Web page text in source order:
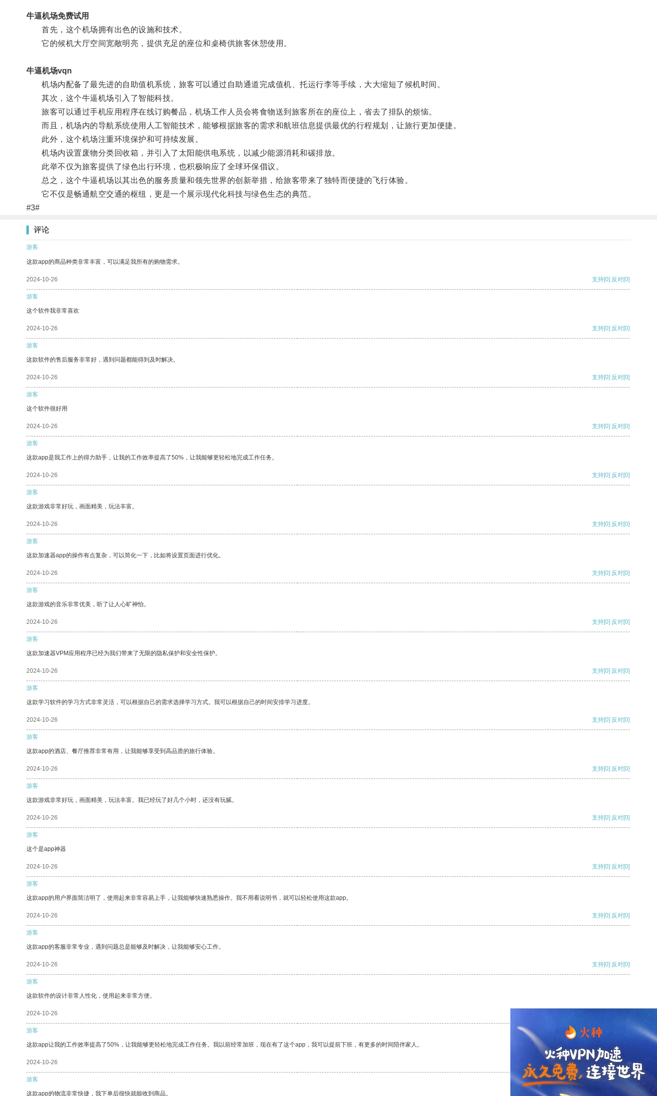
牛逼机场免费试用
首先，这个机场拥有出色的设施和技术。
它的候机大厅空间宽敞明亮，提供充足的座位和桌椅供旅客休憩使用。
牛逼机场vqn
机场内配备了最先进的自助值机系统，旅客可以通过自助通道完成值机、托运行李等手续，大大缩短了候机时间。
其次，这个牛逼机场引入了智能科技。
旅客可以通过手机应用程序在线订购餐品，机场工作人员会将食物送到旅客所在的座位上，省去了排队的烦恼。
而且，机场内的导航系统使用人工智能技术，能够根据旅客的需求和航班信息提供最优的行程规划，让旅行更加便捷。
此外，这个机场注重环境保护和可持续发展。
机场内设置废物分类回收箱，并引入了太阳能供电系统，以减少能源消耗和碳排放。
此举不仅为旅客提供了绿色出行环境，也积极响应了全球环保倡议。
总之，这个牛逼机场以其出色的服务质量和领先世界的创新举措，给旅客带来了独特而便捷的飞行体验。
它不仅是畅通航空交通的枢纽，更是一个展示现代化科技与绿色生态的典范。
#3#
评论
游客
这款app的商品种类非常丰富，可以满足我所有的购物需求。
2024-10-26 支持[0] 反对[0]
游客
这个软件我非常喜欢
2024-10-26 支持[0] 反对[0]
游客
这款软件的售后服务非常好，遇到问题都能得到及时解决。
2024-10-26 支持[0] 反对[0]
游客
这个软件很好用
2024-10-26 支持[0] 反对[0]
游客
这款app是我工作上的得力助手，让我的工作效率提高了50%，让我能够更轻松地完成工作任务。
2024-10-26 支持[0] 反对[0]
游客
这款游戏非常好玩，画面精美，玩法丰富。
2024-10-26 支持[0] 反对[0]
游客
这款加速器app的操作有点复杂，可以简化一下，比如将设置页面进行优化。
2024-10-26 支持[0] 反对[0]
游客
这款游戏的音乐非常优美，听了让人心旷神怡。
2024-10-26 支持[0] 反对[0]
游客
这款加速器VPM应用程序已经为我们带来了无限的隐私保护和安全性保护。
2024-10-26 支持[0] 反对[0]
游客
这款学习软件的学习方式非常灵活，可以根据自己的需求选择学习方式。我可以根据自己的时间安排学习进度。
2024-10-26 支持[0] 反对[0]
游客
这款app的酒店、餐厅推荐非常有用，让我能够享受到高品质的旅行体验。
2024-10-26 支持[0] 反对[0]
游客
这款游戏非常好玩，画面精美，玩法丰富。我已经玩了好几个小时，还没有玩腻。
2024-10-26 支持[0] 反对[0]
游客
这个是app神器
2024-10-26 支持[0] 反对[0]
游客
这款app的用户界面简洁明了，使用起来非常容易上手，让我能够快速熟悉操作。我不用看说明书，就可以轻松使用这款app。
2024-10-26 支持[0] 反对[0]
游客
这款app的客服非常专业，遇到问题总是能够及时解决，让我能够安心工作。
2024-10-26 支持[0] 反对[0]
游客
这款软件的设计非常人性化，使用起来非常方便。
2024-10-26
游客
这款app让我的工作效率提高了50%，让我能够更轻松地完成工作任务。我以前经常加班，现在有了这个app，我可以提前下班，有更多的时间陪伴家人。
2024-10-26 支持 [0] 反对 [0]
游客
这款app的物流非常快捷，我下单后很快就能收到商品。